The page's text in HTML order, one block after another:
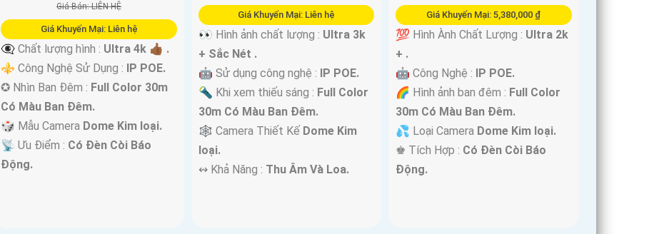
Giá Bán: LIÊN HỆ
Giá Khuyến Mại: Liên hệ
👁️‍🗨 Chất lượng hình : Ultra 4k 👍🏾 .
⚜️ Công Nghệ Sử Dụng : IP POE.
✪ Nhìn Ban Đêm : Full Color 30m
Có Màu Ban Ðêm.
🎲 Mẫu Camera Dome Kim loại.
️📡 Ưu Điểm : Có Ðèn Còi Báo
Động.
Giá Khuyến Mại: Liên hệ
👀 Hình ảnh chất lượng : Ultra 3k
+ Sắc Nét .
🤖️ Sử dụng công nghệ : IP POE.
🔦 Khi xem thiếu sáng : Full Color
30m Có Màu Ban Ðêm.
🕸️ Camera Thiết Kế Dome Kim
loại.
️↭ Khả Năng : Thu Âm Và Loa.
Giá Khuyến Mại: 5,380,000 ₫
💯 Hình Ành Chất Lượng : Ultra 2k
+ .
🤖️ Công Nghệ : IP POE.
🌈 Hình ảnh ban đêm : Full Color
30m Có Màu Ban Ðêm.
💦 Loại Camera Dome Kim loại.
️♚ Tích Hợp : Có Ðèn Còi Báo
Động.